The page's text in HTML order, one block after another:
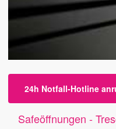
24h Notfall-Hotline
Safeöffnungen -